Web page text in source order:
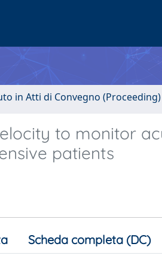
in Atti di Convegno (Proceeding)
to monitor
patients
Scheda completa (DC)